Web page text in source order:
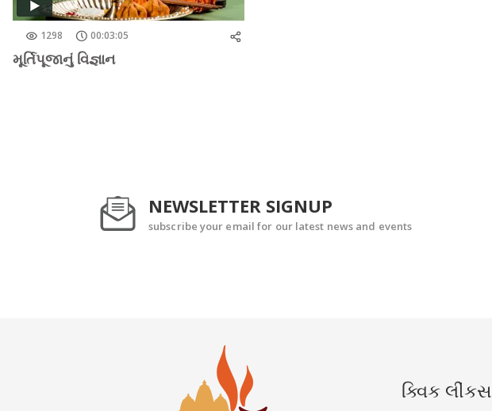
1298 00:03:05
મૂર્તિપૂજાનું વિજ્ઞાન
NEWSLETTER SIGNUP
subscribe your email for our latest news and events
ક્વિક લીંકસ